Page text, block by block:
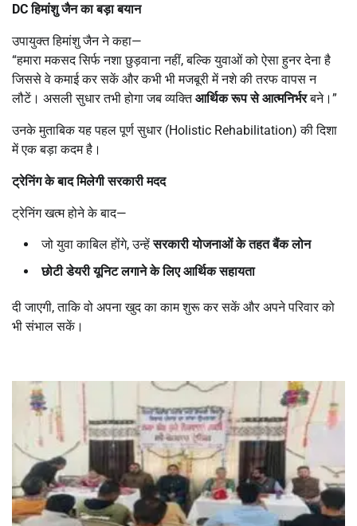
DCहिमांशु जैन का बड़ा बयान
उपायुक्त हिमांशु जैन ने कहा—
“हमारा मकसद सिर्फ नशा छुड़वाना नहीं, बल्कि युवाओं को ऐसा हुनर देना है
जिससे वे कमाई कर सकें और कभी भी मजबूरी में नशे की तरफ वापस न
लौटें। असली सुधार तभी होगा जब व्यक्तिआर्थिक रूप से आत्मनिर्भरबने।”
उनके मुताबिक यह पहल पूर्ण सुधार (Holistic Rehabilitation) की दिशा
में एक बड़ा कदम है।
ट्रेनिंग के बाद मिलेगी सरकारी मदद
ट्रेनिंग खत्म होने के बाद—
जो युवा काबिल होंगे, उन्हेंसरकारी योजनाओं के तहत बैंक लोन
छोटी डेयरी यूनिट लगाने के लिए आर्थिक सहायता
दी जाएगी, ताकि वो अपना खुद का काम शुरू कर सकें और अपने परिवार को
भी संभाल सकें।